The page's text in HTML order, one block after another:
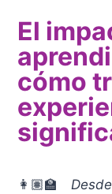
El
cómo
👩🏽‍🏫